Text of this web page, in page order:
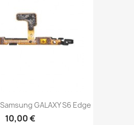
GALAXY S6 Edge
10,00 €